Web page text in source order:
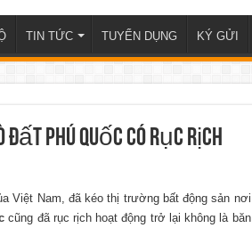
TIN TỨC TUYỂN DỤNG KÝ GỬI
Phú Quốc có rục rịch
Việt Nam, đã kéo thị trường bất động sản nơi
cũng đã rục rịch hoạt động trở lại không là băn